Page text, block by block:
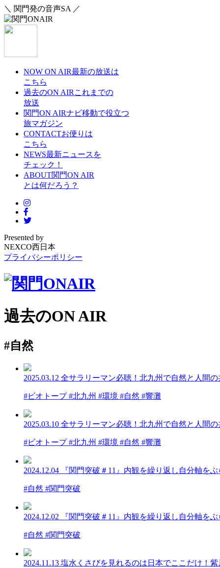
＼ 関門発の音声SA ／
NOW ON AIR最新の放送は
こちら
過去のON AIR これまでの
放送
関門ON AIRナビ移動で役立つ
旅マガジン
CONTACTお便りは
こちら
NEWS最新ニュースを
チェック！
ABOUT関門ON AIR
とは何だろう？
Presented by
NEXCO西日本
プライバシーポリシー
過去のON AIR
#自然
2025.03.12 全サラリーマン必聴！北九州で自然と人間
#ビオトープ #北九州 #環境 #自然 #響灘
2025.03.10 全サラリーマン必聴！北九州で自然と人間
#ビオトープ #北九州 #環境 #自然 #響灘
2024.12.04 『関門突破＃11』内観を繰り返し自分軸
#自然 #関門突破
2024.12.02 『関門突破＃11』内観を繰り返し自分軸
#自然 #関門突破
2024.11.13 塩水くさびを見れるのは日本でここだけ！